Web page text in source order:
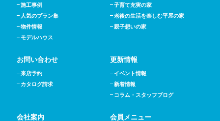
施工事例
人気のプラン集
物件情報
モデルハウス
子育て充実の家
老後の生活を楽しむ平屋の家
親子想いの家
お問い合わせ
来店予約
カタログ請求
更新情報
イベント情報
新着情報
コラム・スタッフブログ
会社案内 会員メニュー